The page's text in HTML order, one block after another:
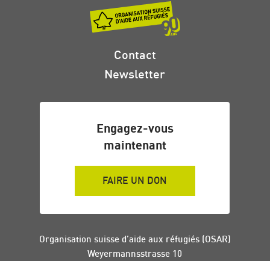
Contact
Newsletter
Engagez-vous
maintenant
FAIRE UN DON
Organisation suisse d’aide aux réfugiés (OSAR)
Weyermannsstrasse 10